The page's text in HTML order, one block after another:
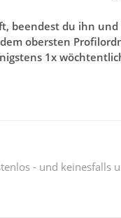
beendest du ihn
obersten
1x
- und keinesfalls